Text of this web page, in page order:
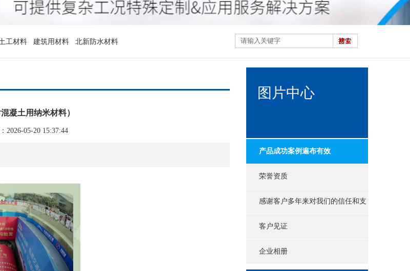
工材料 建筑用材料 北新防水材料
凝土用纳米材料）
2026-05-20 15:37:44
图片中心
产品成功案例遍布有效
荣誉资质
感谢客户多年来对我们的信任和支
客户见证
企业相册